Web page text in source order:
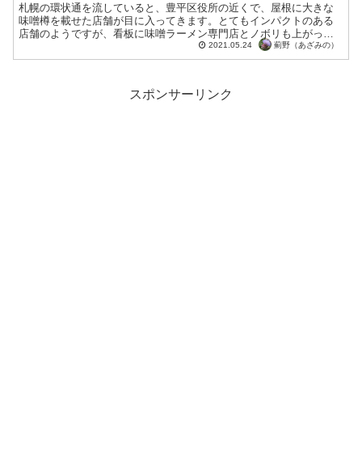
札幌の環状通を流していると、豊平区役所の近くで、屋根に大きな
味噌樽を載せた店舗が目に入ってきます。とてもインパクトのある
店舗のようですが、看板に味噌ラーメン専門店とノボリも上がって
おり、環状通を通るたびに、気になるお店の一つでもありまし
た。...
2021.05.24 薊野（あざみの）
スポンサーリンク